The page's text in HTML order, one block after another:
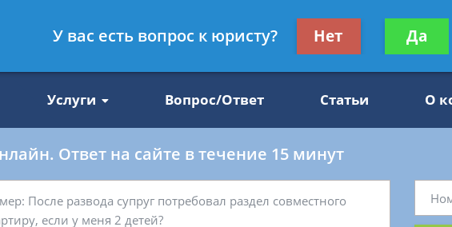
509-27-47
Получите
Услуги Вопрос/Ответ Статьи О
Ответ на сайте в течение 15 минут
У вас есть вопрос к юристу? Нет Да